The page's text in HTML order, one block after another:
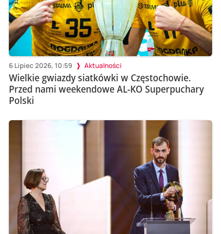
6 Lipiec 2026, 10:59 Aktualności
Wielkie gwiazdy siatkówki w Częstochowie.
Przed nami weekendowe AL-KO Superpuchary
Polski